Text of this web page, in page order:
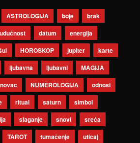
ASTROLOGIJA boje
brak
datum
energija
HOROSKOP jupiter
karte
ljubavna ljubavni
MAGIJA
novac NUMEROLOGIJA
odnosi
ritual saturn
simbol
slaganje snovi
sreća
TAROT tumačenje uticaj